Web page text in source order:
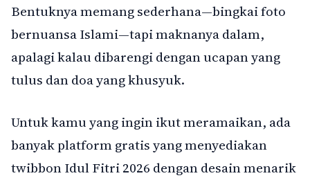
Bentuknya memang sederhana—bingkai foto
bernuansa Islami—tapi maknanya dalam,
apalagi kalau dibarengi dengan ucapan yang
tulus dan doa yang khusyuk.
Untuk kamu yang ingin ikut meramaikan, ada
banyak platform gratis yang menyediakan
twibbon Idul Fitri 2026 dengan desain menarik